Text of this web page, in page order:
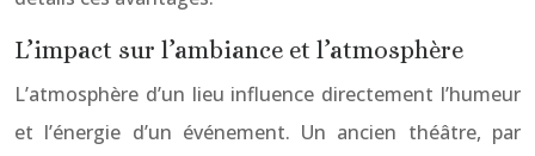
L’impact sur l’ambiance et l’atmosphère
L’atmosphère d’un lieu influence directement l’humeur
et l’énergie d’un événement. Un ancien théâtre, par